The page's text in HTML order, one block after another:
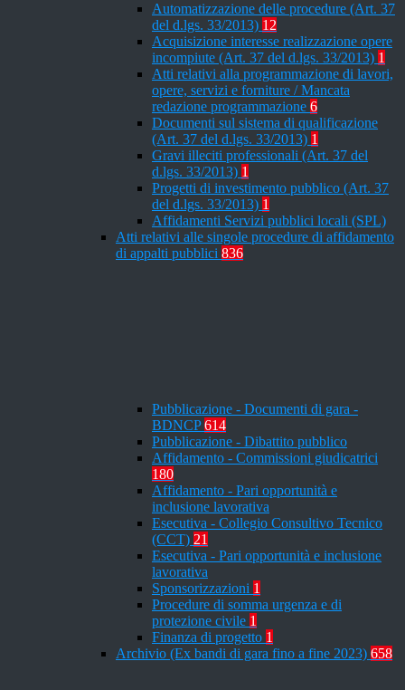
Automatizzazione delle procedure (Art. 37
del d.lgs. 33/2013) 12
Acquisizione interesse realizzazione opere
incompiute (Art. 37 del d.lgs. 33/2013) 1
Atti relativi alla programmazione di lavori,
opere, servizi e forniture / Mancata
redazione programmazione 6
Documenti sul sistema di qualificazione
(Art. 37 del d.lgs. 33/2013) 1
Gravi illeciti professionali (Art. 37 del
d.lgs. 33/2013) 1
Progetti di investimento pubblico (Art. 37
del d.lgs. 33/2013) 1
Affidamenti Servizi pubblici locali (SPL)
Atti relativi alle singole procedure di affidamento
di appalti pubblici 836
Pubblicazione - Documenti di gara -
BDNCP614
Pubblicazione - Dibattito pubblico
Affidamento - Commissioni giudicatrici
180
Affidamento - Pari opportunità e
inclusione lavorativa
Esecutiva - Collegio Consultivo Tecnico
(CCT) 21
Esecutiva - Pari opportunità e inclusione
lavorativa
Sponsorizzazioni 1
Procedure di somma urgenza e di
protezione civile 1
Finanza di progetto 1
Archivio (Ex bandi di gara fino a fine 2023) 658